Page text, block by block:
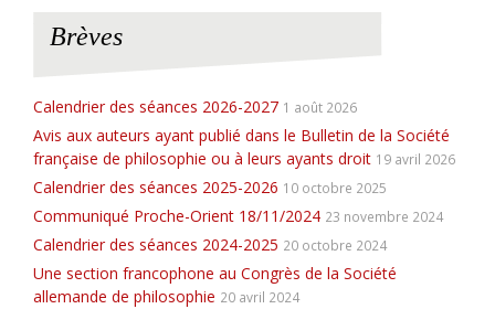
Brèves
Calendrier des séances 2026-2027 1 août 2026
Avis aux auteurs ayant publié dans le Bulletin de la Société
française de philosophie ou à leurs ayants droit 19 avril 2026
Calendrier des séances 2025-2026 10 octobre 2025
Communiqué Proche-Orient 18/11/2024 23 novembre 2024
Calendrier des séances 2024-2025 20 octobre 2024
Une section francophone au Congrès de la Société
allemande de philosophie 20 avril 2024